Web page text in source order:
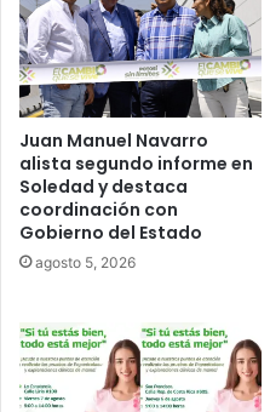
Juan Manuel Navarro
alista segundo informe en
Soledad y destaca
coordinación con
Gobierno del Estado
agosto 5, 2026